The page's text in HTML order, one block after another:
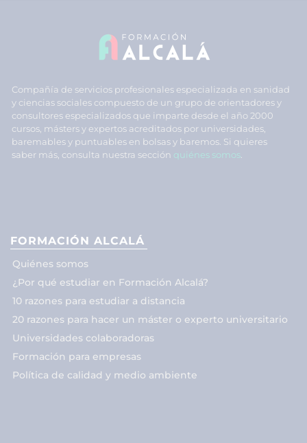
Compañía de servicios profesionales especializada en sanidad
y ciencias sociales compuesto de un grupo de orientadores y
consultores especializados que imparte desde el año 2000
cursos, másters y expertos acreditados por universidades,
baremables y puntuables en bolsas y baremos. Si quieres
saber más, consulta nuestra sección quiénes somos
FORMACIÓN ALCALÁ
Quiénes somos
¿Por qué estudiar en Formación Alcalá?
10 razones para estudiar a distancia
20 razones para hacer un máster o experto universitario
Universidades colaboradoras
Formación para empresas
Política de calidad y medio ambiente